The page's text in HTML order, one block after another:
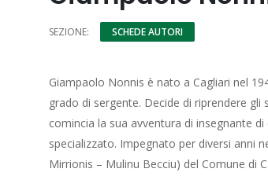
SEZIONE: SCHEDE AUTORI
Giampaolo Nonnis è nato a Cagliari nel
grado di sergente. Decide di riprendere gli
comincia la sua avventura di insegnante
specializzato. Impegnato per diversi anni
Mirrionis – Mulinu Becciu) del Comune di